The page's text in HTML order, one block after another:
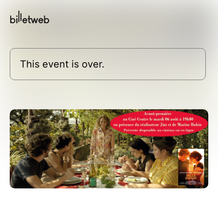
This event is over.